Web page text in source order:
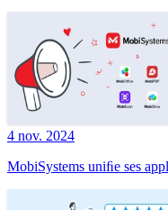
4 nov. 2024
MobiSystems uniﬁe ses